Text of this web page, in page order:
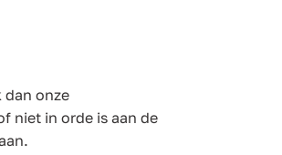
dan onze
niet in orde is aan de